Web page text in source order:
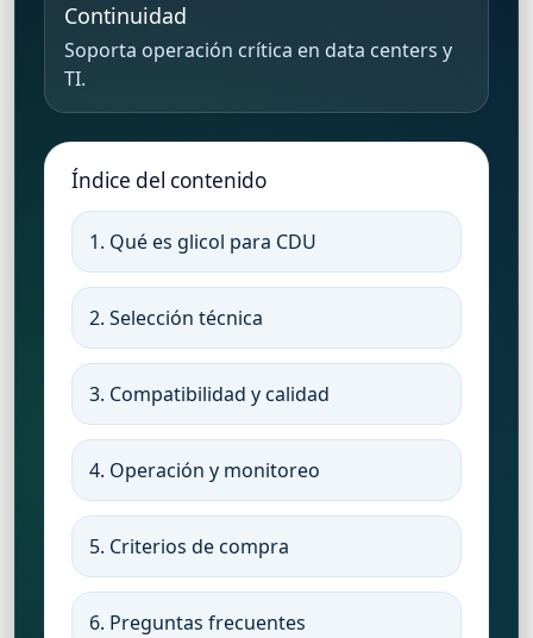
Continuidad
Soporta operación crítica en data centers y
TI.
Índice del contenido
1. Qué es glicol para CDU
2. Selección técnica
3. Compatibilidad y calidad
4. Operación y monitoreo
5. Criterios de compra
6. Preguntas frecuentes